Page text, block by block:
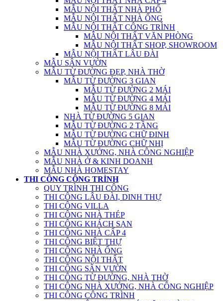
MẪU NỘI THẤT NHÀ PHỐ
MẪU NỘI THẤT NHÀ ỐNG
MẪU NỘI THẤT CÔNG TRÌNH
MẪU NỘI THẤT VĂN PHÒNG
MẪU NỘI THẤT SHOP, SHOWROOM
MẪU NỘI THẤT LÂU ĐÀI
MẪU SÂN VƯỜN
MẪU TỪ ĐƯỜNG ĐẸP, NHÀ THỜ
MẪU TỪ ĐƯỜNG 3 GIAN
MẪU TỪ ĐƯỜNG 2 MÁI
MẪU TỪ ĐƯỜNG 4 MÁI
MẪU TỪ ĐƯỜNG 8 MÁI
NHÀ TỪ ĐƯỜNG 5 GIAN
MẪU TỪ ĐƯỜNG 2 TẦNG
MẪU TỪ ĐƯỜNG CHỮ ĐINH
MẪU TỪ ĐƯỜNG CHỮ NHỊ
MẪU NHÀ XƯỞNG, NHÀ CÔNG NGHIỆP
MẪU NHÀ Ở & KINH DOANH
MẪU NHÀ HOMESTAY
THI CÔNG CÔNG TRÌNH
QUY TRÌNH THI CÔNG
THI CÔNG LÂU ĐÀI, DINH THỰ
THI CÔNG VILLA
THI CÔNG NHÀ THÉP
THI CÔNG KHÁCH SẠN
THI CÔNG NHÀ CẤP 4
THI CÔNG BIỆT THỰ
THI CÔNG NHÀ ỐNG
THI CÔNG NỘI THẤT
THI CÔNG SÂN VƯỜN
THI CÔNG TỪ ĐƯỜNG, NHÀ THỜ
THI CÔNG NHÀ XƯỞNG, NHÀ CÔNG NGHIỆP
THI CÔNG CÔNG TRÌNH